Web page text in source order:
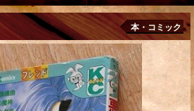
本・コミック